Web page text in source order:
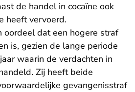
de handel in cocaïne ook
heeft vervoerd.
oordeel dat een hogere straf
is, gezien de lange periode
waarin de verdachten in
Zij heeft beide
gevangenisstraf